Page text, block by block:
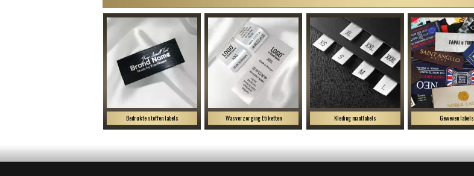
Bedrukte stoffen labels Wasverzorging Etiketten Kleding maatlabels Geweven labels